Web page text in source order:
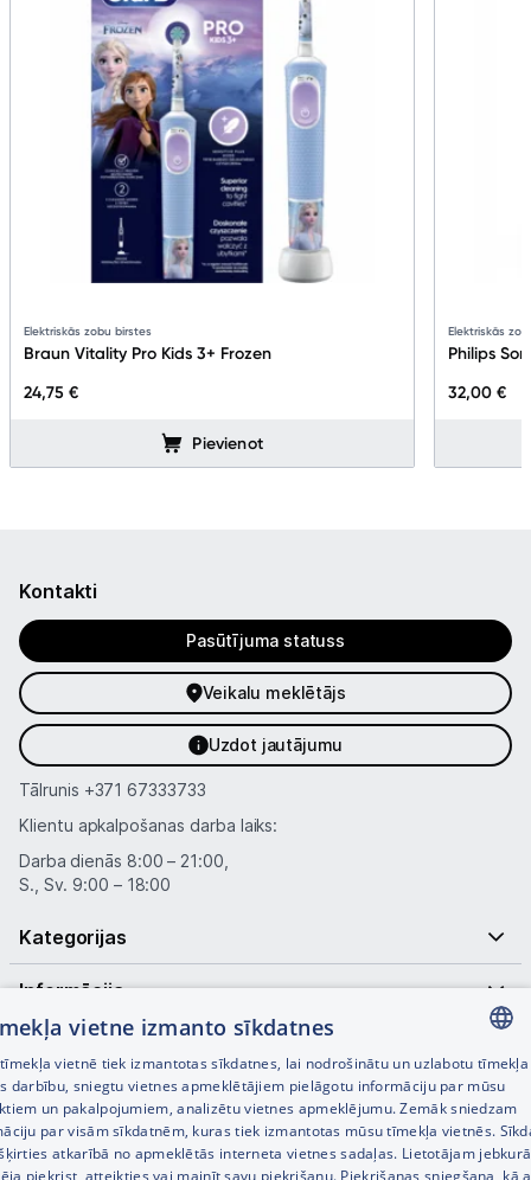
Elektriskās zobu birstes
Braun Vitality Pro Kids 3+ Frozen
24,75 €
Pievienot
Elektriskās
Philips
32,00 €
Kontakti
Pasūtījuma statuss
Veikalu meklētājs
Uzdot jautājumu
Tālrunis +371 67333733
Klientu apkalpošanas darba laiks:
Darba dienās 8:00 – 21:00,
S., Sv. 9:00 – 18:00
Kategorijas
Informācija
Noderīgas saites
LATVIAN
RUSSIAN
ENGLISH
vietne izmanto sīkdatnes
vietnē tiek izmantotas sīkdatnes, lai nodrošinātu un uzlabotu tīmekļa
darbību, sniegtu vietnes apmeklētājiem pielāgotu informāciju par mūsu
un pakalpojumiem, analizētu vietnes apmeklējumu. Zemāk sniedzam
par visām sīkdatnēm, kuras tiek izmantotas mūsu tīmekļa vietnēs.
atkarībā no apmeklētās interneta vietnes sadaļas. Lietotājam
piekrist, atteikties vai mainīt savu piekrišanu. Piekrišanas sniegšana, kā